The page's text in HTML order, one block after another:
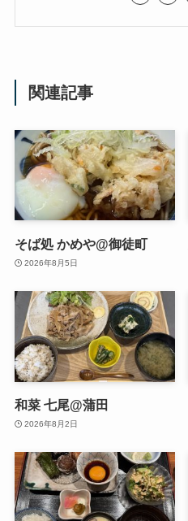
関連記事
そば処 かめや@御徒町
2026年8月5日
和菜 七尾@蒲田
2026年8月2日